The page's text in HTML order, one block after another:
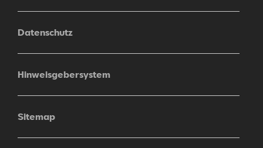
Datenschutz
Hinweisgebersystem
Sitemap